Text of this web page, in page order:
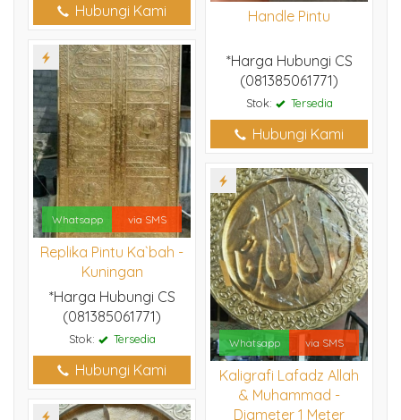
Hubungi Kami Handle Pintu
*Harga Hubungi CS
(081385061771)
Stok: Tersedia
Hubungi Kami
Whatsapp via SMS
Replika Pintu Ka`bah -
Kuningan
*Harga Hubungi CS
(081385061771)
Stok: Tersedia
Hubungi Kami
Whatsapp via SMS
Kaligrafi Lafadz Allah
& Muhammad -
Diameter 1 Meter